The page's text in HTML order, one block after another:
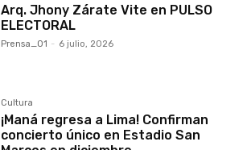
Arq. Jhony Zárate Vite en PULSO
ELECTORAL
Prensa_01 - 6 julio, 2026
Cultura
¡Maná regresa a Lima! Confirman
concierto único en Estadio San